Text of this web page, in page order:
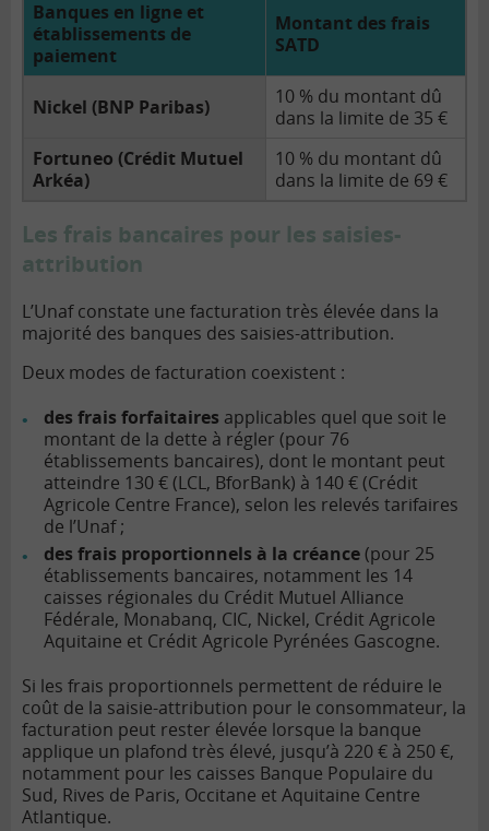
Banques en ligne et
établissements de
paiement
Montant des frais
SATD
Nickel (BNP Paribas)
10 % du montant dû
dans la limite de 35 €
Fortuneo (Crédit Mutuel
Arkéa)
10 % du montant dû
dans la limite de 69 €
Les frais bancaires pour les saisies-
attribution
L’Unaf constate une facturation très élevée dans la
majorité des banques des saisies-attribution.
Deux modes de facturation coexistent :
des frais forfaitaires applicables quel que soit le
montant de la dette à régler (pour 76
établissements bancaires), dont le montant peut
atteindre 130 € (LCL, BforBank) à 140 € (Crédit
Agricole Centre France), selon les relevés tarifaires
de l’Unaf ;
des frais proportionnels à la créance(pour 25
établissements bancaires, notamment les 14
caisses régionales du Crédit Mutuel Alliance
Fédérale, Monabanq, CIC, Nickel, Crédit Agricole
Aquitaine et Crédit Agricole Pyrénées Gascogne.
Si les frais proportionnels permettent de réduire le
coût de la saisie-attribution pour le consommateur, la
facturation peut rester élevée lorsque la banque
applique un plafond très élevé, jusqu’à 220 € à 250 €,
notamment pour les caisses Banque Populaire du
Sud, Rives de Paris, Occitane et Aquitaine Centre
Atlantique.